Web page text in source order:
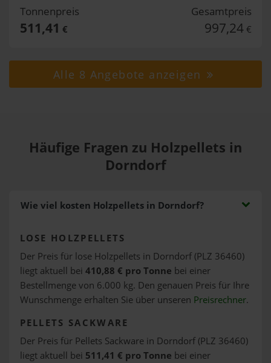
Tonnenpreis
511,41 €
Gesamtpreis
997,24 €
Alle 8 Angebote anzeigen
Häufige Fragen zu Holzpellets in
Dorndorf
Wie viel kosten Holzpellets in Dorndorf?
LOSE HOLZPELLETS
Der Preis für lose Holzpellets in Dorndorf (PLZ 36460)
liegt aktuell bei 410,88 € pro Tonne bei einer
Bestellmenge von 6.000 kg. Den genauen Preis für Ihre
Wunschmenge erhalten Sie über unseren Preisrechner.
PELLETS SACKWARE
Der Preis für Pellets Sackware in Dorndorf (PLZ 36460)
liegt aktuell bei 511,41 € pro Tonne bei einer